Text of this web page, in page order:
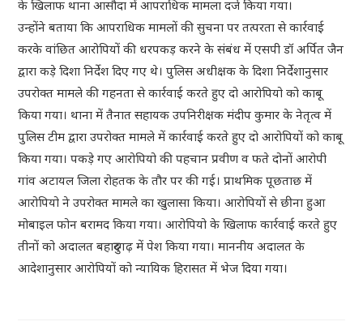
के खिलाफ थाना आसौदा में आपराधिक मामला दर्ज किया गया।
उन्होंने बताया कि आपराधिक मामलों की सुचना पर तत्परता से कार्रवाई
करके वांछित आरोपियों की धरपकड़ करने के संबंध में एसपी डॉ अर्पित जैन
द्वारा कड़े दिशा निर्देश दिए गए थे। पुलिस अधीक्षक के दिशा निर्देशानुसार
उपरोक्त मामले की गहनता से कार्रवाई करते हुए दो आरोपियो को काबू
किया गया। थाना में तैनात सहायक उपनिरीक्षक मंदीप कुमार के नेतृत्व में
पुलिस टीम द्वारा उपरोक्त मामले में कार्रवाई करते हुए दो आरोपियों को काबू
किया गया। पकड़े गए आरोपियो की पहचान प्रवीण व फते दोनों आरोपी
गांव अटायल जिला रोहतक के तौर पर की गई। प्राथमिक पूछताछ में
आरोपियो ने उपरोक्त मामले का खुलासा किया। आरोपियों से छीना हुआ
मोबाइल फोन बरामद किया गया। आरोपियो के खिलाफ कार्रवाई करते हुए
तीनों को अदालत बहादुरगढ़ में पेश किया गया। माननीय अदालत के
आदेशानुसार आरोपियों को न्यायिक हिरासत में भेज दिया गया।